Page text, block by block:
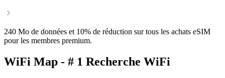
240 Mo de données et 10% de réduction sur tous les achats eSIM
pour les membres premium.
WiFi Map - # 1 Recherche WiFi